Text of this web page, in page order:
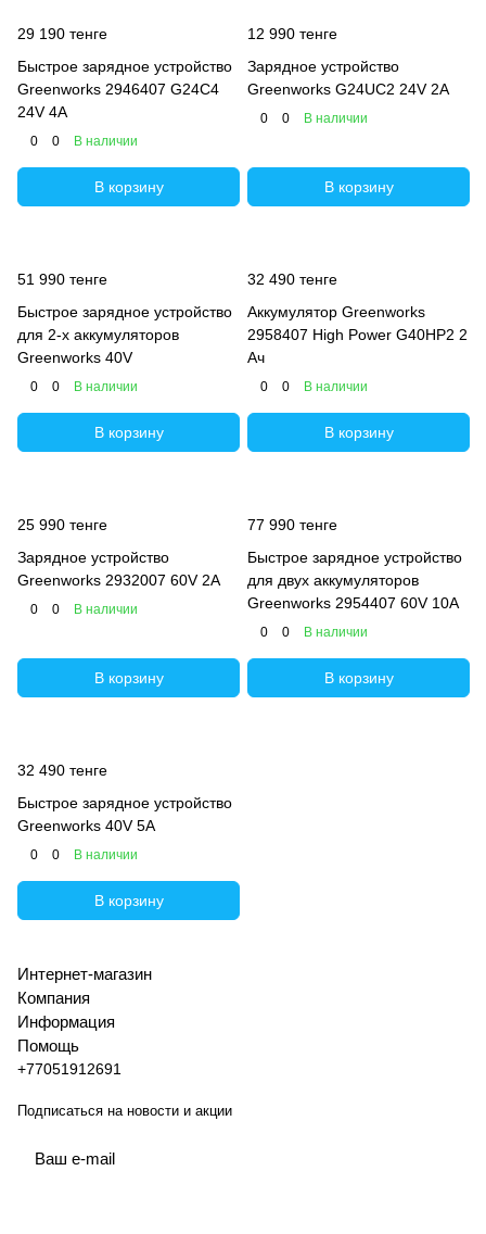
29 190 тенге
Быстрое зарядное устройство
Greenworks 2946407 G24C4
24V 4А
0 0 В наличии
В корзину
12 990 тенге
Зарядное устройство
Greenworks G24UC2 24V 2А
0 0 В наличии
В корзину
51 990 тенге
Быстрое зарядное устройство
для 2-х аккумуляторов
Greenworks 40V
0 0 В наличии
В корзину
32 490 тенге
Аккумулятор Greenworks
2958407 High Power G40HP2 2
Ач
0 0 В наличии
В корзину
25 990 тенге
Зарядное устройство
Greenworks 2932007 60V 2А
0 0 В наличии
В корзину
77 990 тенге
Быстрое зарядное устройство
для двух аккумуляторов
Greenworks 2954407 60V 10А
0 0 В наличии
В корзину
32 490 тенге
Быстрое зарядное устройство
Greenworks 40V 5А
0 0 В наличии
В корзину
Интернет-магазин
Компания
Информация
Помощь
+77051912691
Подписаться на новости и акции